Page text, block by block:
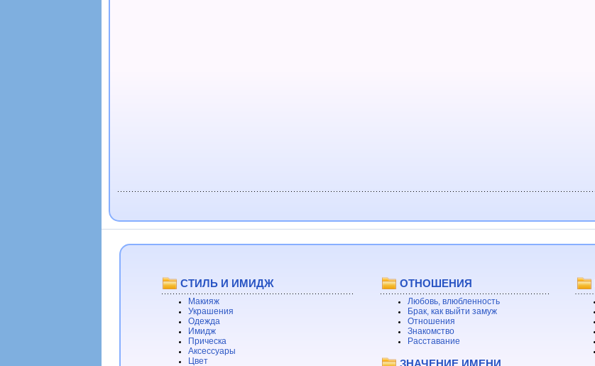
СТИЛЬ И ИМИДЖ
Макияж
Украшения
Одежда
Имидж
Прическа
Аксессуары
Цвет
ОТНОШЕНИЯ
Любовь, влюбленность
Брак, как выйти замуж
Отношения
Знакомство
Расставание
ЗНАЧЕНИЕ ИМЕНИ